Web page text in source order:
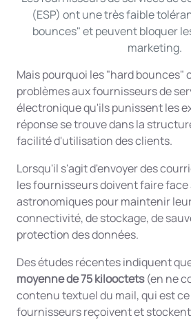
(ESP) ont une très faible
bounces" et peuvent bloquer
marketing.
Mais pourquoi les "hard
problèmes aux fournisseurs de
électronique qu'ils punissent les
réponse se trouve dans la
facilité d'utilisation des clients.
Lorsqu'il s'agit d'envoyer des
les fournisseurs doivent faire face
astronomiques pour maintenir
connectivité, de stockage, de
protection des données.
Des études récentes indiquent
moyenne de 75 kilooctets(en ne
contenu textuel du mail, qui est
fournisseurs reçoivent et